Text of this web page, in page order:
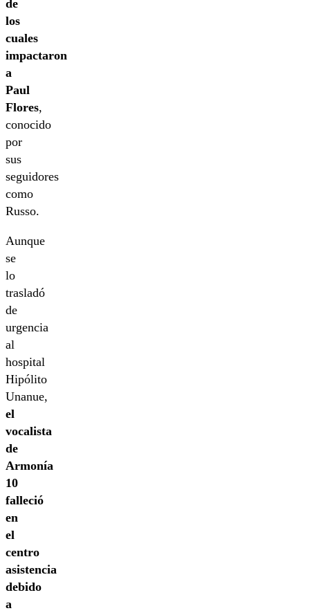
de
los
cuales
impactaron
a
Paul
Flores,
conocido
por
sus
seguidores
como
Russo.
Aunque
se
lo
trasladó
de
urgencia
al
hospital
Hipólito
Unanue,
el
vocalista
de
Armonía
10
falleció
en
el
centro
asistencia
debido
a